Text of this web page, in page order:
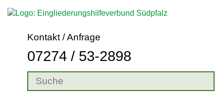
Kontakt / Anfrage
07274 / 53-2898